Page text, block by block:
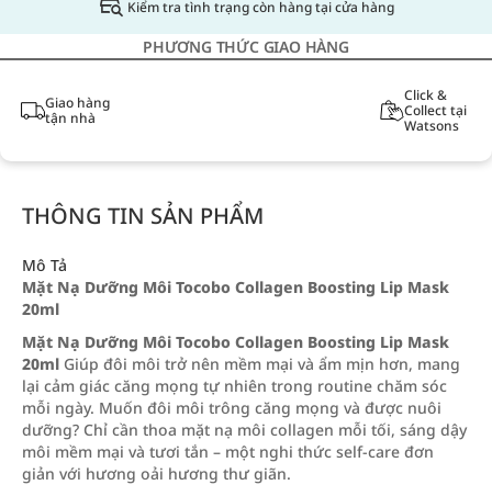
Kiểm tra tình trạng còn hàng tại cửa hàng
PHƯƠNG THỨC GIAO HÀNG
Giao hàng
tận nhà
Click &
Collect tại
Watsons
THÔNG TIN SẢN PHẨM
Mô Tả
Mặt Nạ Dưỡng Môi Tocobo Collagen Boosting Lip Mask
20ml
Mặt Nạ Dưỡng Môi Tocobo Collagen Boosting Lip Mask
20ml Giúp đôi môi trở nên mềm mại và ẩm mịn hơn, mang
lại cảm giác căng mọng tự nhiên trong routine chăm sóc
mỗi ngày. Muốn đôi môi trông căng mọng và được nuôi
dưỡng? Chỉ cần thoa mặt nạ môi collagen mỗi tối, sáng dậy
môi mềm mại và tươi tắn – một nghi thức self-care đơn
giản với hương oải hương thư giãn.